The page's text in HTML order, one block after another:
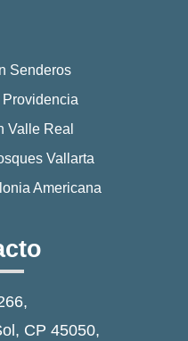
Senderos
Valle Real
Vallarta
Americana
CP 45050,